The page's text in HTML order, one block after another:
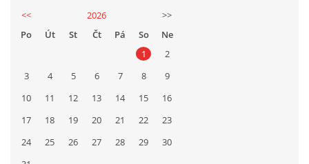
<<
2026
>>
Po
Út St Čt Pá So
Ne
1
2
3
4 5 6 7 8
9
10
11 12 13 14 15
16
17
18 19 20 21 22
23
24
25 26 27 28 29
30